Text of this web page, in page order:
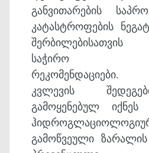
განვითარების
კატასტროფების
შერბილებისათვის
საჭირო
რეკომენდაციები.
კვლევის
გამოყენებულ
გამოწვეული